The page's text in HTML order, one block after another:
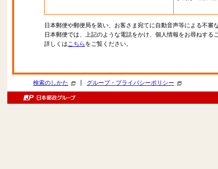
日本郵便や郵便局を装い、お客さま宛てに自動音声等による不審
日本郵便では、上記のような電話をかけ、個人情報をお尋ねする
詳しくはこちら をご覧ください。
検索のしかた グループ・プライバシーポリシー